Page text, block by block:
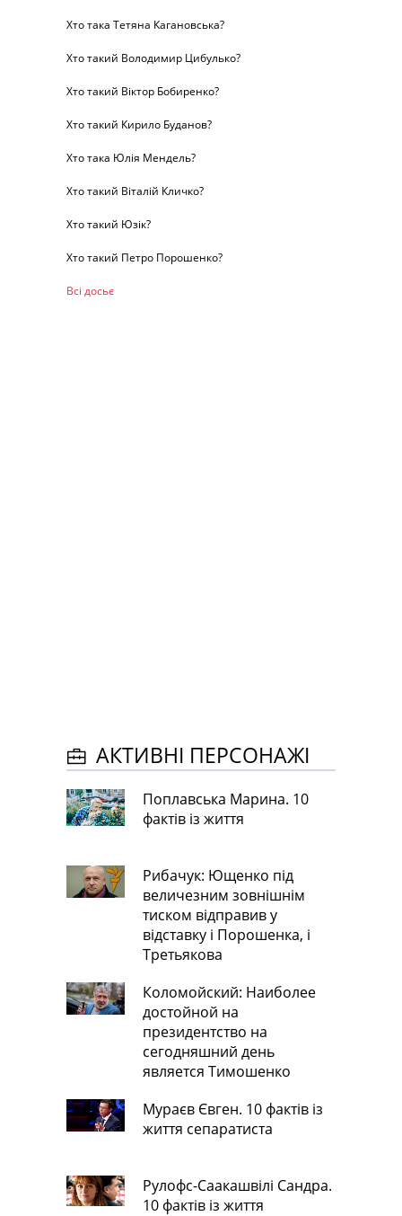
Хто така Тетяна Кагановська?
Хто такий Володимир Цибулько?
Хто такий Віктор Бобиренко?
Хто такий Кирило Буданов?
Хто така Юлія Мендель?
Хто такий Віталій Кличко?
Хто такий Юзік?
Хто такий Петро Порошенко?
Всі досьє
АКТИВНІ ПЕРСОНАЖІ
Поплавська Марина. 10
фактів із життя
Рибачук: Ющенко під
величезним зовнішнім
тиском відправив у
відставку і Порошенка, і
Третьякова
Коломойский: Наиболее
достойной на
президентство на
сегодняшний день
является Тимошенко
Мураєв Євген. 10 фактів із
життя сепаратиста
Рулофс-Саакашвілі Сандра.
10 фактів із життя